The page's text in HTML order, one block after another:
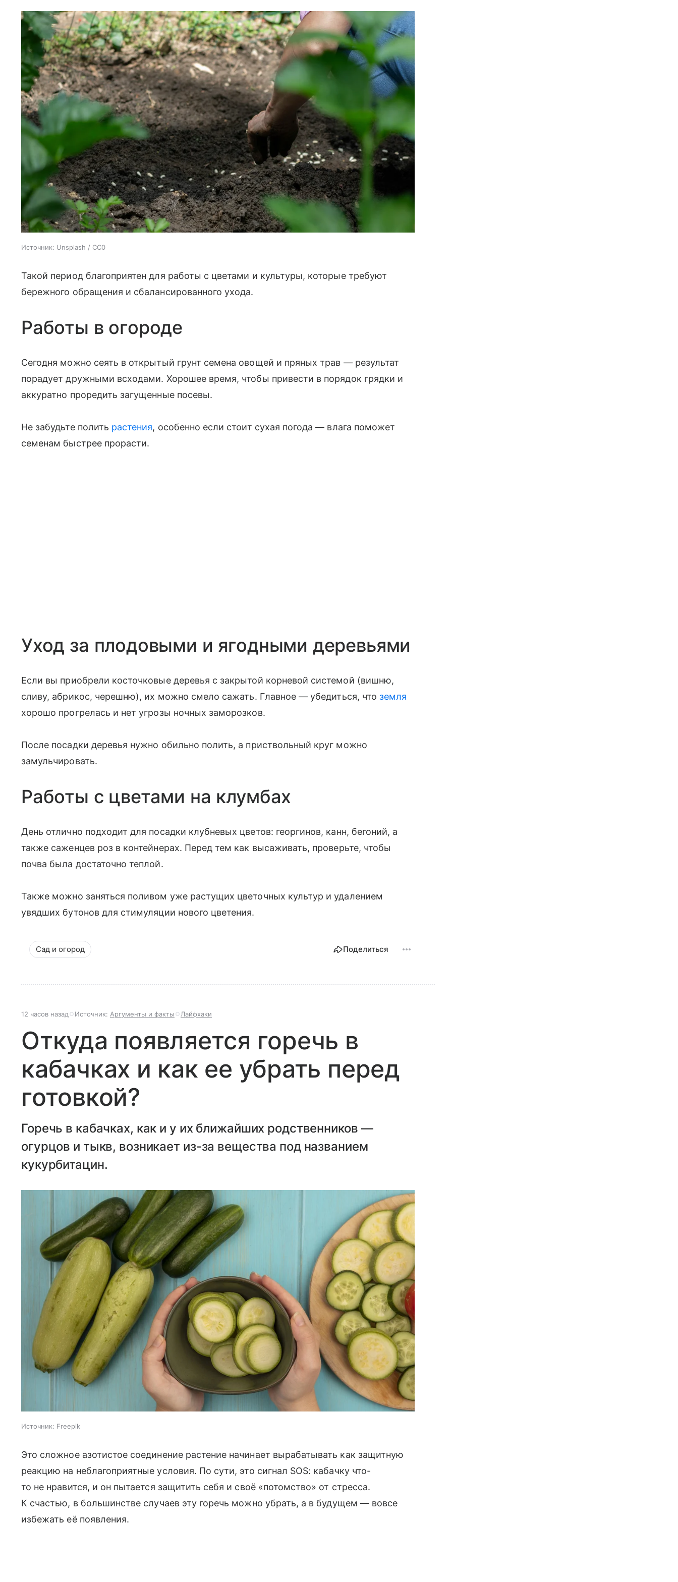
Источник: Unsplash / CC0
Такой период благоприятен для работы с цветами и культуры, которые требуют
бережного обращения и сбалансированного ухода.
Работы в огороде
Сегодня можно сеять в открытый грунт семена овощей и пряных трав — результат
порадует дружными всходами. Хорошее время, чтобы привести в порядок грядки и
аккуратно проредить загущенные посевы.
Не забудьте полить растения, особенно если стоит сухая погода — влага поможет
семенам быстрее прорасти.
Уход за плодовыми и ягодными деревьями
Если вы приобрели косточковые деревья с закрытой корневой системой (вишню,
сливу, абрикос, черешню), их можно смело сажать. Главное — убедиться, что земля
хорошо прогрелась и нет угрозы ночных заморозков.
После посадки деревья нужно обильно полить, а приствольный круг можно
замульчировать.
Работы с цветами на клумбах
День отлично подходит для посадки клубневых цветов: георгинов, канн, бегоний, а
также саженцев роз в контейнерах. Перед тем как высаживать, проверьте, чтобы
почва была достаточно теплой.
Также можно заняться поливом уже растущих цветочных культур и удалением
увядших бутонов для стимуляции нового цветения.
Сад и огород Поделиться
12 часов назад Источник: Аргументы и факты Лайфхаки
Откуда появляется горечь в
кабачках и как ее убрать перед
готовкой?
Горечь в кабачках, как и у их ближайших родственников —
огурцов и тыкв, возникает из-за вещества под названием
кукурбитацин.
Источник: Freepik
Это сложное азотистое соединение растение начинает вырабатывать как защитную
реакцию на неблагоприятные условия. По сути, это сигнал SOS: кабачку что-
то не нравится, и он пытается защитить себя и своё «потомство» от стресса.
К счастью, в большинстве случаев эту горечь можно убрать, а в будущем — вовсе
избежать её появления.